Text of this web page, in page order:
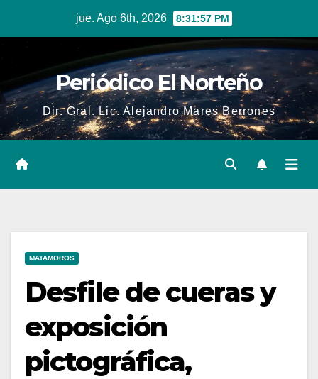
jue. Ago 6th, 2026 8:31:58 PM
Periódico El Norteño
Dir. Gral. Lic. Alejandro Mares Berrones
MATAMOROS
Desfile de cueras y
exposición
pictográfica,